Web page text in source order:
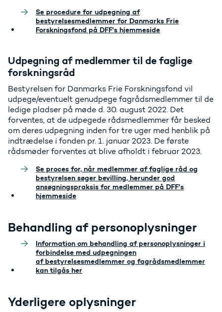
Se procedure for udpegning af
bestyrelsesmedlemmer for Danmarks Frie
Forskningsfond på DFF's hjemmeside
Udpegning af medlemmer til de faglige
forskningsråd
Bestyrelsen for Danmarks Frie Forskningsfond vil
udpege/eventuelt genudpege fagrådsmedlemmer til de
ledige pladser på møde d. 30. august 2022. Det
forventes, at de udpegede rådsmedlemmer får besked
om deres udpegning inden for tre uger med henblik på
indtrædelse i fonden pr. 1. januar 2023. De første
rådsmøder forventes at blive afholdt i februar 2023.
Se proces for, når medlemmer af faglige råd og
bestyrelsen søger bevilling, herunder god
ansøgningspraksis for medlemmer på DFF's
hjemmeside
Behandling af personoplysninger
Information om behandling af personoplysninger i
forbindelse med udpegningen
af bestyrelsesmedlemmer og fagrådsmedlemmer
kan tilgås her
Yderligere oplysninger